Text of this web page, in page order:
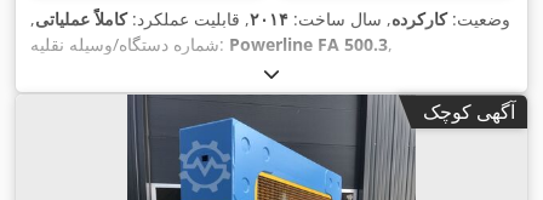
وضعیت:کارکرده, سال ساخت: ۲۰۱۴, قابلیت عملکرد:کاملاً عملیاتی,
شماره دستگاه/وسیله نقلیه: Powerline FA 500.3,
آگهی کوچک